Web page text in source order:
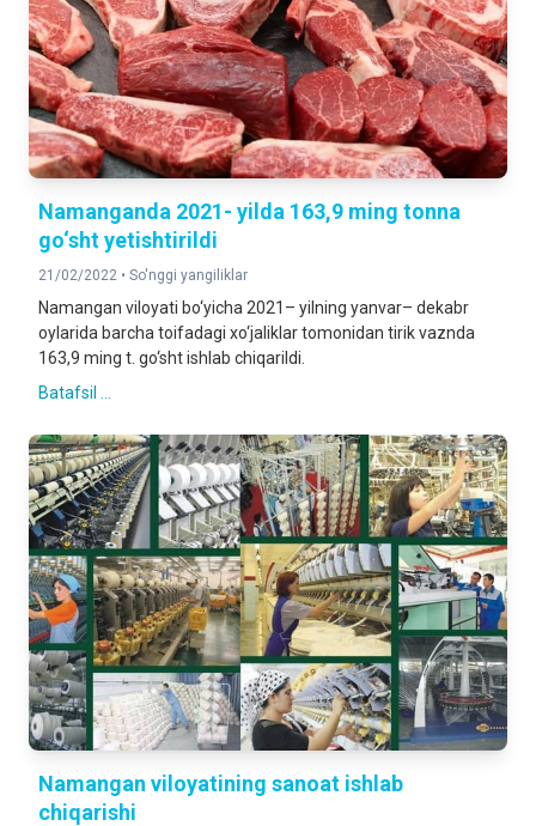
Namanganda 2021- yilda 163,9 ming tonna
go‘sht yetishtirildi
21/02/2022 • So'nggi yangiliklar
Namangan viloyati bo‘yicha 2021– yilning yanvar– dekabr
oylarida barcha toifadagi xo‘jaliklar tomonidan tirik vaznda
163,9 ming t. go‘sht ishlab chiqarildi.
Batafsil ...
Namangan viloyatining sanoat ishlab
chiqarishi